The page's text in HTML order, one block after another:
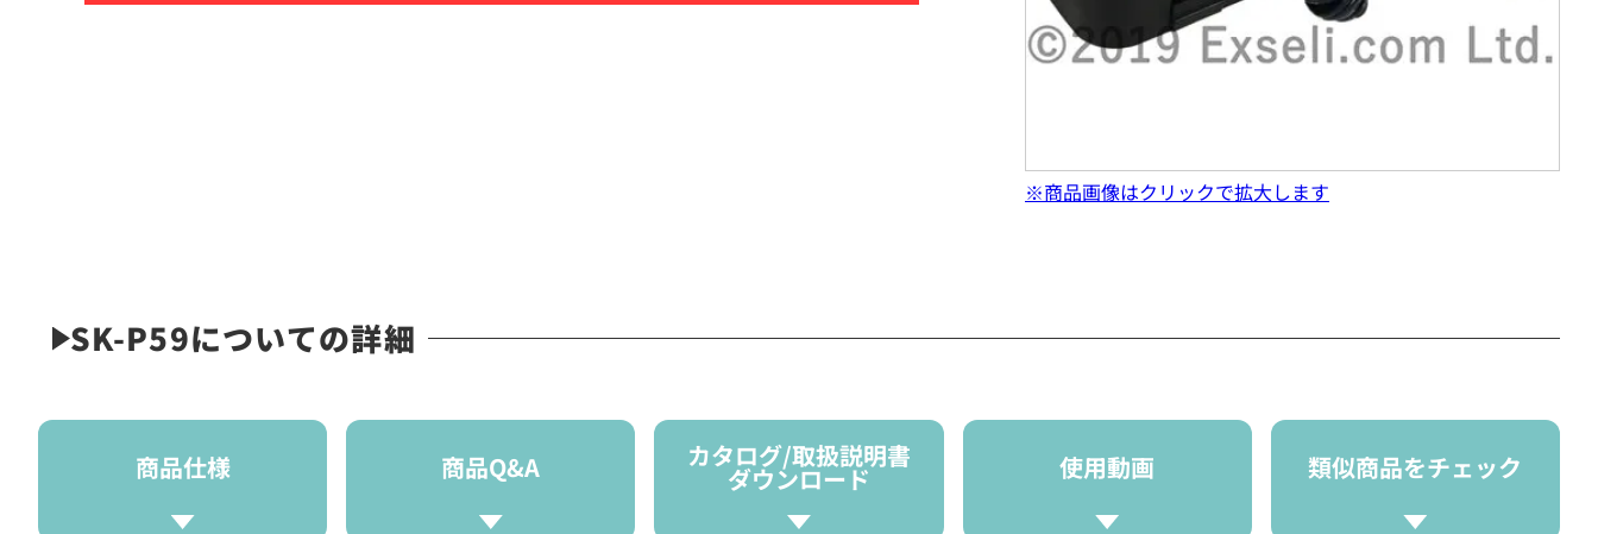
※商品画像はクリックで拡大します
SK-P59についての詳細
商品仕様 商品Q&A カタログ/取扱説明書
ダウンロード 使用動画 類似商品をチェック